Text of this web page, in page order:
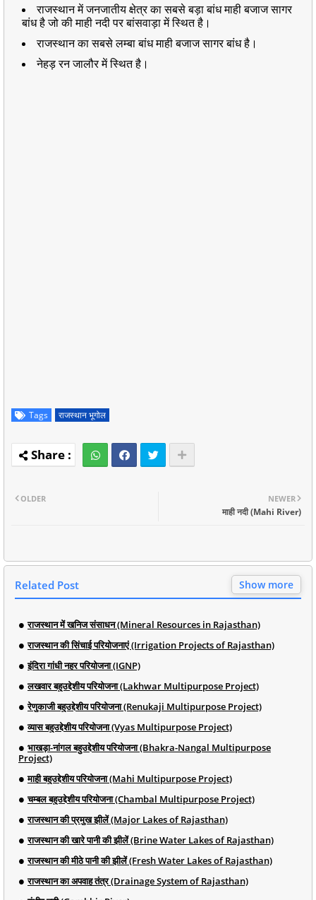
राजस्थान में जनजातीय क्षेत्र का सबसे बड़ा बांध माही बजाज सागर
बांध है जो की माही नदी पर बांसवाड़ा में स्थित है।
राजस्थान का सबसे लम्बा बांध माही बजाज सागर बांध है।
नेहड़ रन जालौर में स्थित है।
Tags राजस्थान भूगोल
NEWER
माही नदी (Mahi River)
OLDER
Related Post Show more
राजस्थान में खनिज संसाधन (Mineral Resources in Rajasthan)
राजस्थान की सिंचाई परियोजनाएं (Irrigation Projects of Rajasthan)
इंदिरा गांधी नहर परियोजना (IGNP)
लखवार बहुउद्देशीय परियोजना (Lakhwar Multipurpose Project)
रेणुकाजी बहुउद्देशीय परियोजना (Renukaji Multipurpose Project)
व्यास बहुउद्देशीय परियोजना (Vyas Multipurpose Project)
भाखड़ा-नांगल बहुउद्देशीय परियोजना (Bhakra-Nangal Multipurpose
Project)
माही बहुउद्देशीय परियोजना (Mahi Multipurpose Project)
चम्बल बहुउद्देशीय परियोजना (Chambal Multipurpose Project)
राजस्थान की प्रमुख झीलें (Major Lakes of Rajasthan)
राजस्थान की खारे पानी की झीलें (Brine Water Lakes of Rajasthan)
राजस्थान की मीठे पानी की झीलें (Fresh Water Lakes of Rajasthan)
राजस्थान का अपवाह तंत्र (Drainage System of Rajasthan)